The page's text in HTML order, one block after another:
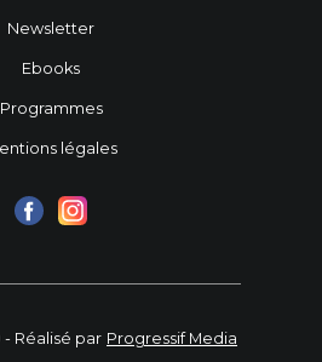
Newsletter
Ebooks
Programmes
légales
Réalisé par Progressif Media